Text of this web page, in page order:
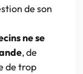
de son
ne se
, de
de trop